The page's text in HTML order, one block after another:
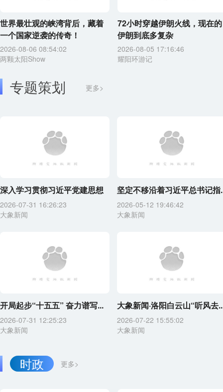
世界最壮观的峡湾背后，藏着
一个国家逆袭的传奇！
2026-08-06 08:54:02
两颗太阳Show
72小时穿越伊朗火线，现在的
伊朗到底多复杂
2026-08-05 17:16:46
耀阳环游记
专题策划 更多>
深入学习贯彻习近平党建思想
2026-07-31 16:26:23
大象新闻
坚定不移沿着习近平总书记指
2026-05-12 19:46:42
大象新闻
开局起步“十五五” 奋力谱写...
2026-07-31 12:25:23
大象新闻
大象新闻·洛阳白云山“听风去
2026-07-22 15:55:02
大象新闻
更多>
时政